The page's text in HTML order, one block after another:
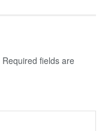
Required fields are